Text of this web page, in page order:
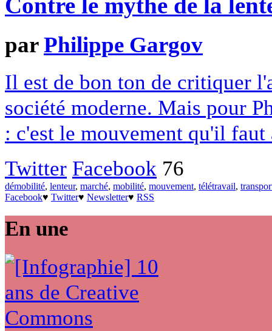
Contre le mythe de la
parPhilippe Gargov
Il est de bon ton de critiquer
société moderne. Mais pour
: c'est le mouvement qu'il faut
Twitter Facebook 76
démobilité, lenteur, marché, mobilité, mouvement, télétravail,
Facebook♥ Twitter♥ Newsletter♥ RSS
En une